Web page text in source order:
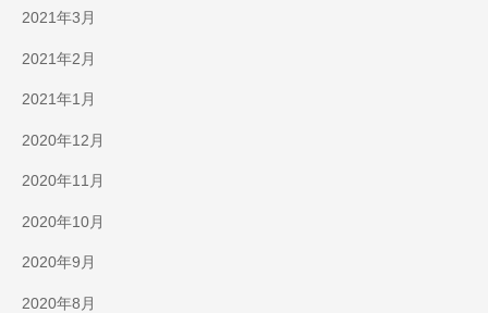
2021年3月
2021年2月
2021年1月
2020年12月
2020年11月
2020年10月
2020年9月
2020年8月